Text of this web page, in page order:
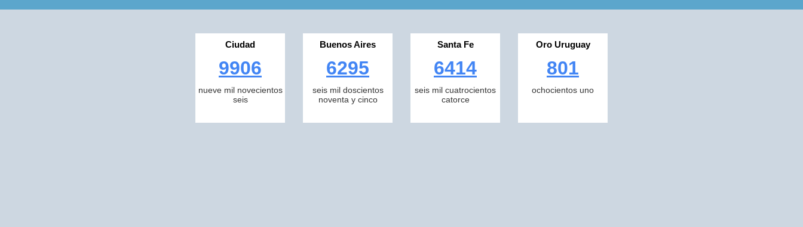
Ciudad
9906
nueve mil novecientos
seis
Buenos Aires
6295
seis mil doscientos
noventa y cinco
Santa Fe
6414
seis mil cuatrocientos
catorce
Oro Uruguay
801
ochocientos uno